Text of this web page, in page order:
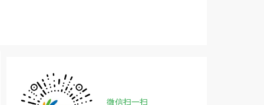
微信扫一扫